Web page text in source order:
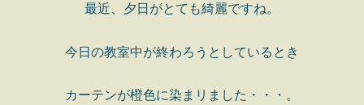
最近、夕日がとても綺麗ですね。
今日の教室中が終わろうとしているとき
カーテンが橙色に染まリました・・・。